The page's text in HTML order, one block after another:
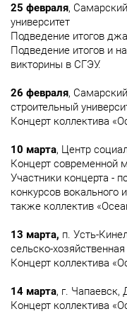
25 февраля,
университет
Подведение итогов
Подведение итогов и
викторины в СГЭУ.
26 февраля,
строительный
Концерт коллектива
10 марта, Центр
Концерт современной
Участники концерта -
конкурсов вокального
также коллектив
13 марта, п. Усть-
сельско-
Концерт коллектива
14 марта, г.
Концерт коллектива